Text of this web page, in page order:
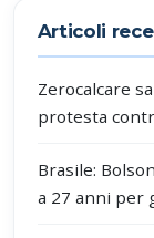
Articoli
Zerocalcare
protesta
Brasile:
a 27 anni per